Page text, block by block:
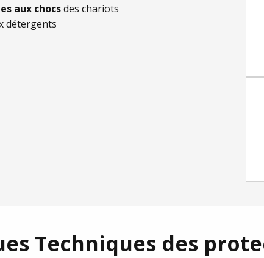
aux chocsdes chariots
détergents
Techniques des